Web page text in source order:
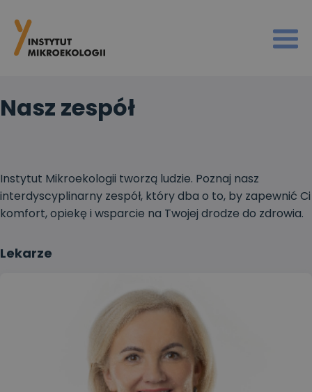
Nasz zespół
Instytut Mikroekologii tworzą ludzie. Poznaj nasz
interdyscyplinarny zespół, który dba o to, by zapewnić Ci
komfort, opiekę i wsparcie na Twojej drodze do zdrowia.
Lekarze